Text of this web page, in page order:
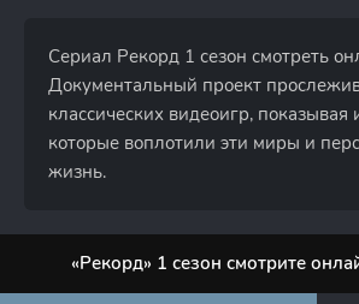
Сериал Рекорд 1 сезон смотреть
Документальный проект
классических видеоигр, показывая
которые воплотили эти миры и
жизнь.
«Рекорд» 1 сезон смотрите